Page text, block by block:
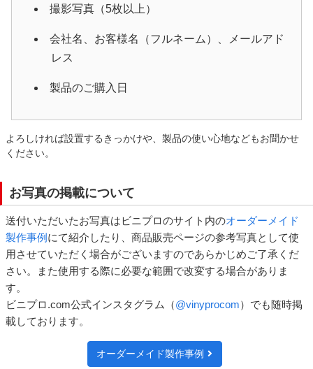
撮影写真（5枚以上）
会社名、お客様名（フルネーム）、メールアド
レス
製品のご購入日
よろしければ設置するきっかけや、製品の使い心地などもお聞かせ
ください。
お写真の掲載について
送付いただいたお写真はビニプロのサイト内のオーダーメイド
製作事例にて紹介したり、商品販売ページの参考写真として使
用させていただく場合がございますのであらかじめご了承くだ
さい。また使用する際に必要な範囲で改変する場合がありま
す。
ビニプロ.com公式インスタグラム（@vinyprocom）でも随時掲
載しております。
オーダーメイド製作事例